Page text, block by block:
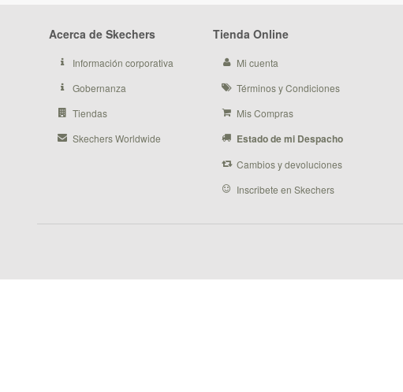
Acerca de Skechers
Información corporativa
Gobernanza
Tiendas
Skechers Worldwide
Tienda Online
Mi cuenta
Términos y Condiciones
Mis Compras
Estado de mi Despacho
Cambios y devoluciones
Inscribete en Skechers